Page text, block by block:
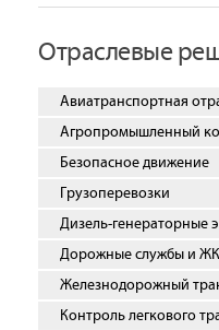
Отраслевые
Авиатранспортная
Агропромышленный
Безопасное движение
Грузоперевозки
Дизель-генераторные
Дорожные службы и
Железнодорожный
Контроль легкового